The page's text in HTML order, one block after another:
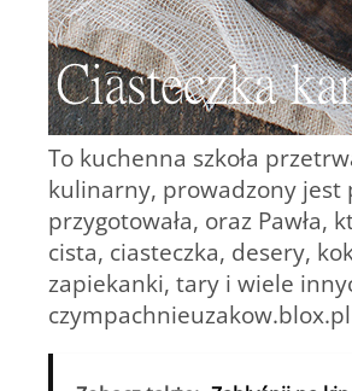
To kuchenna szkoła
kulinarny, prowadzony jest
przygotowała, oraz
cista, ciasteczka, desery,
zapiekanki, tary i wiele
czympachnieuzakow.blox.pl